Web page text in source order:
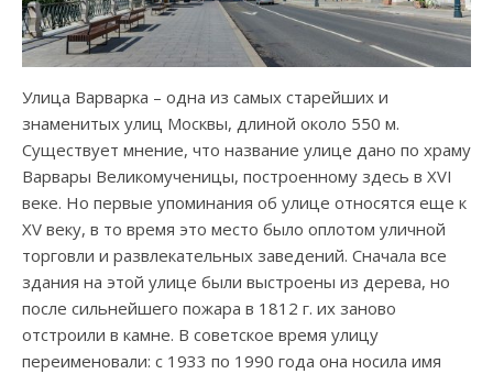
Улица Варварка – одна из самых старейших и
знаменитых улиц Москвы, длиной около 550 м.
Существует мнение, что название улице дано по храму
Варвары Великомученицы, построенному здесь в XVI
веке. Но первые упоминания об улице относятся еще к
XV веку, в то время это место было оплотом уличной
торговли и развлекательных заведений. Сначала все
здания на этой улице были выстроены из дерева, но
после сильнейшего пожара в 1812 г. их заново
отстроили в камне. В советское время улицу
переименовали: с 1933 по 1990 года она носила имя